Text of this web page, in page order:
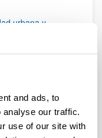
and ads, to
analyse our traffic.
use of our site with
urbana y